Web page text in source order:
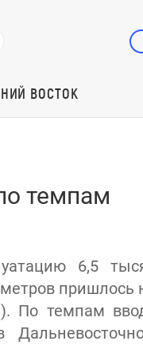
ВОСТОК
темпам
6,5
пришлось
По темпам